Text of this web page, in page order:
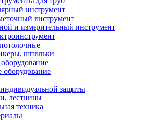
инструмент
инструмент
и измерительный инструмент
шпильки
защиты
лестницы
техника